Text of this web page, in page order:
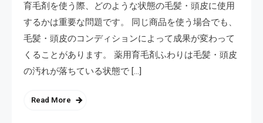
育毛剤を使う際、どのような状態の毛髪・頭皮に使用
するかは重要な問題です。 同じ商品を使う場合でも、
毛髪・頭皮のコンディションによって成果が変わって
くることがあります。 薬用育毛剤ふわりは毛髪・頭皮
の汚れが落ちている状態で […]
Read More